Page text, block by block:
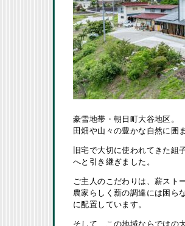
豪雪地帯・朝日町大谷地区。
田畑や山々の豊かな自然に囲
旧宅で大切に使われてきた組
へと引き継ぎました。
ご主人のこだわりは、薪ストー
農家らしく薪の調達には困ら
に配置しています。
そして、この地域ならではの